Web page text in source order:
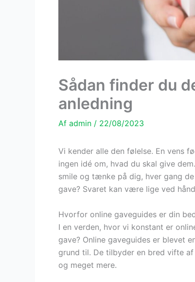
Sådan finder du
anledning
Af admin / 22/08/2023
Vi kender alle den følelse. En vens
ingen idé om, hvad du skal give
smile og tænke på dig, hver gang
gave? Svaret kan være lige ved
Hvorfor online gaveguides er din
I en verden, hvor vi konstant er
gave? Online gaveguides er blevet
grund til. De tilbyder en bred vifte
og meget mere.